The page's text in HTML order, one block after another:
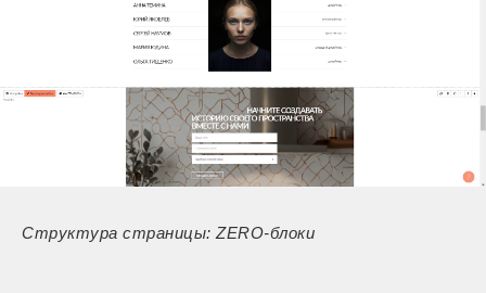
Структура страницы: ZERO-блоки